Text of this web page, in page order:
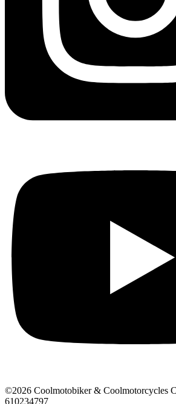
©2026 Coolmotobiker & Coolmotorcycles
610234797